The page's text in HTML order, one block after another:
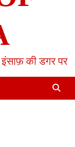
की डगर पर